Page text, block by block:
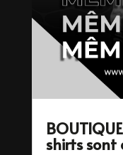
shirts sont